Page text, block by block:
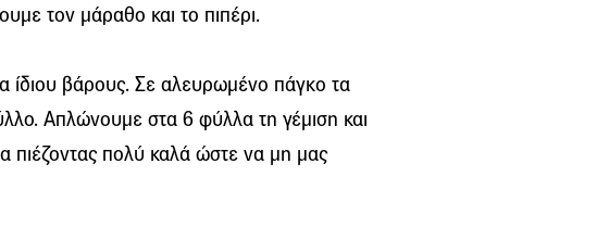
τον μάραθο και το πιπέρι.
ίδιου βάρους. Σε αλευρωμένο πάγκο τα
Απλώνουμε στα 6 φύλλα τη γέμιση και
πιέζοντας πολύ καλά ώστε να μη μας